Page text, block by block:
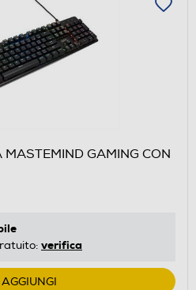
GAMING CON
verifica
AGGIUNGI